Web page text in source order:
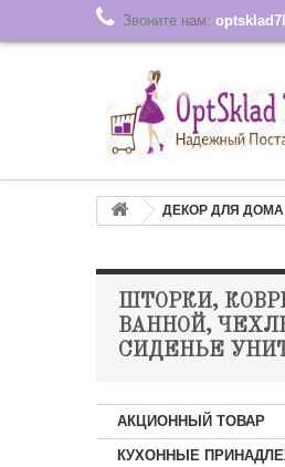
Звоните нам:
ДЕКОР ДЛЯ ДОМА
ШТОРКИ,
ВАННОЙ,
СИДЕНЬЕ
АКЦИОННЫЙ ТОВАР
КУХОННЫЕ